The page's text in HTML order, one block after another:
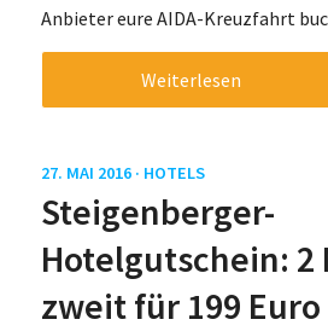
Anbieter eure AIDA-Kreuzfahrt
Weiterlesen
27. MAI 2016 · HOTELS
Steigenberger-
Hotelgutschein: 2
zweit für 199